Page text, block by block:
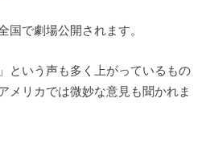
国で劇場公開されます。
という声も多く上がっているもの
メリカでは微妙な意見も聞かれま